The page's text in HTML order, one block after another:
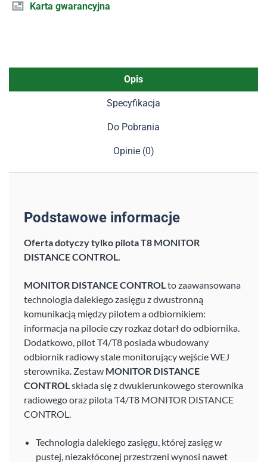
Karta gwarancyjna
Opis
Specyfikacja
Do Pobrania
Opinie (0)
Podstawowe informacje
Oferta dotyczy tylko pilota T8 MONITOR
DISTANCE CONTROL.
MONITOR DISTANCE CONTROLto zaawansowana
technologia dalekiego zasięgu z dwustronną
komunikacją między pilotem a odbiornikiem:
informacja na pilocie czy rozkaz dotarł do odbiornika.
Dodatkowo, pilot T4/T8 posiada wbudowany
odbiornik radiowy stale monitorujący wejście WEJ
sterownika. Zestaw MONITOR DISTANCE
CONTROLskłada się z dwukierunkowego sterownika
radiowego oraz pilota T4/T8 MONITOR DISTANCE
CONTROL.
Technologia dalekiego zasięgu, której zasięg w
pustej, niezakłóconej przestrzeni wynosi nawet